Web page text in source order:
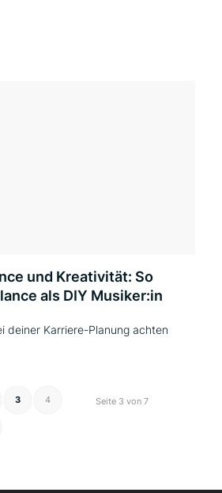
und Kreativität: So
als DIY Musiker:in
deiner Karriere-Planung achten
Seite 3 von 7
3 4